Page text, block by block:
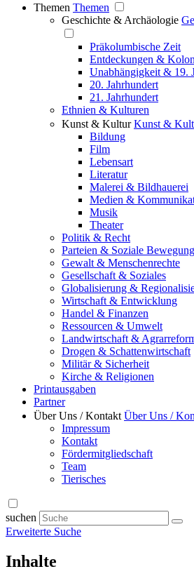
Themen Themen
Geschichte & Archäologie
Präkolumbische Zeit
Entdeckungen &
Unabhängigkeit & 19.
20. Jahrhundert
21. Jahrhundert
Ethnien & Kulturen
Kunst & Kultur Kunst &
Bildung
Film
Lebensart
Literatur
Malerei & Bildhauerei
Medien &
Musik
Theater
Politik & Recht
Parteien & Soziale
Gewalt & Menschenrechte
Gesellschaft & Soziales
Globalisierung &
Wirtschaft & Entwicklung
Handel & Finanzen
Ressourcen & Umwelt
Landwirtschaft &
Drogen & Schattenwirtschaft
Militär & Sicherheit
Kirche & Religionen
Printausgaben
Partner
Über Uns / Kontakt Über Uns /
Impressum
Kontakt
Fördermitgliedschaft
Team
Tierisches
suchen
Erweiterte Suche
Inhalte